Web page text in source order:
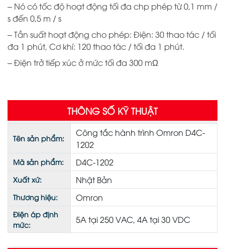
– Nó có tốc độ hoạt động tối đa chp phép từ 0,1 mm /
s đến 0,5 m / s
– Tần suất hoạt động cho phép: Điện: 30 thao tác / tối
đa 1 phút, Cơ khí: 120 thao tác / tối đa 1 phút.
– Điện trở tiếp xúc ở mức tối đa 300 mΩ
THÔNG SỐ KỸ THUẬT
Tên sản phẩm:
Công tắc hành trình Omron D4C-
1202
Mã sản phẩm: D4C-1202
Xuất xứ: Nhật Bản
Thương hiệu: Omron
Điện áp định
mức:
5A tại 250 VAC, 4A tại 30 VDC